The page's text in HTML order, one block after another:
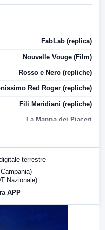
FabLab (replica)
Nouvelle Vouge (Film)
Rosso e Nero (repliche)
Red Roger (repliche)
Fili Meridiani (repliche)
La Mappa dei Piaceri
terrestre
Nazionale)
APP